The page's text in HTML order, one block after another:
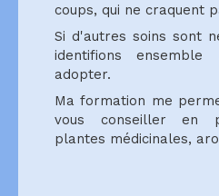
coups, qui ne craquent
Si d'autres soins sont
identifions
adopter.
Ma formation me
vous conseiller en
plantes médicinales,